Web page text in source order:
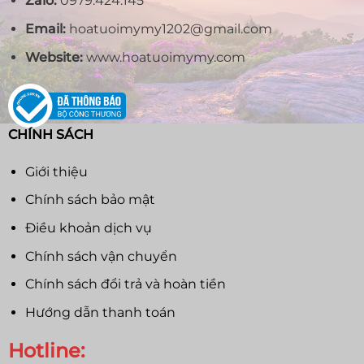
Email:hoatuoimymy1202@gmail.com
Website:www.hoatuoimymy.com
CHÍNH SÁCH
Giới thiệu
Chính sách bảo mật
Điều khoản dịch vụ
Chính sách vận chuyển
Chính sách đổi trả và hoàn tiền
Hướng dẫn thanh toán
Hotline: